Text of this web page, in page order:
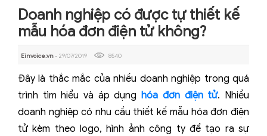
Doanh nghiệp có được tự thiết kế
mẫu hóa đơn điện tử không?
Einvoice.vn- 29/07/2019 8540
Đây là thắc mắc của nhiều doanh nghiệp trong quá
trình tìm hiểu và áp dụnghóa đơn điện tử. Nhiều
doanh nghiệp có nhu cầu thiết kế mẫu hóa đơn điện
tử kèm theo logo, hình ảnh công ty để tạo ra sự